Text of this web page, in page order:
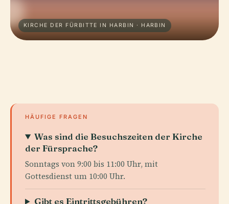
KIRCHE DER FÜRBITTE IN HARBIN · HARBIN
HÄUFIGE FRAGEN
Was sind die Besuchszeiten der Kirche
der Fürsprache?
Sonntags von 9:00 bis 11:00 Uhr, mit
Gottesdienst um 10:00 Uhr.
Gibt es Eintrittsgebühren?